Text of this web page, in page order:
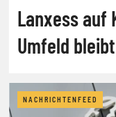
Lanxess auf
Umfeld
NACHRICHTENFEED